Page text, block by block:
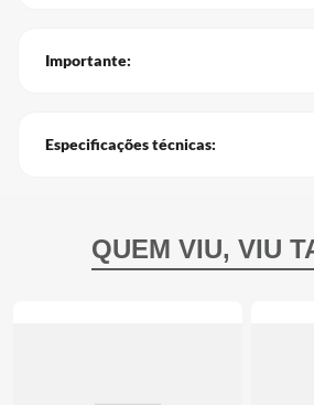
Importante:
Especificações técnicas: